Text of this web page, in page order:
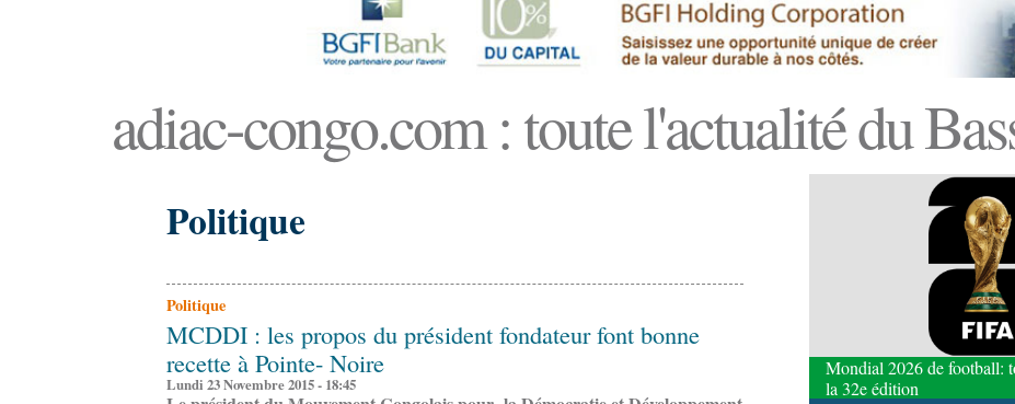
adiac-congo.com : toute l'actualité du
Politique
Politique
MCDDI : les propos du président fondateur font bonne
recette à Pointe- Noire
Lundi 23 Novembre 2015 - 18:45
Mondial 2026 de football:
la 32e édition